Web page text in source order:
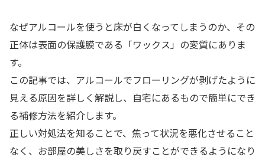
なぜアルコールを使うと床が白くなってしまうのか、その
正体は表面の保護膜である「ワックス」の変質にありま
す。
この記事では、アルコールでフローリングが剥げたように
見える原因を詳しく解説し、自宅にあるもので簡単にでき
る補修方法を紹介します。
正しい対処法を知ることで、焦って状況を悪化させること
なく、お部屋の美しさを取り戻すことができるようになり